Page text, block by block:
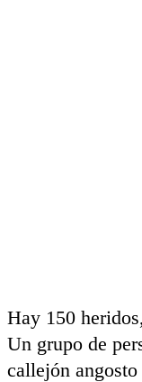
Hay 150
Un grupo de
callejón